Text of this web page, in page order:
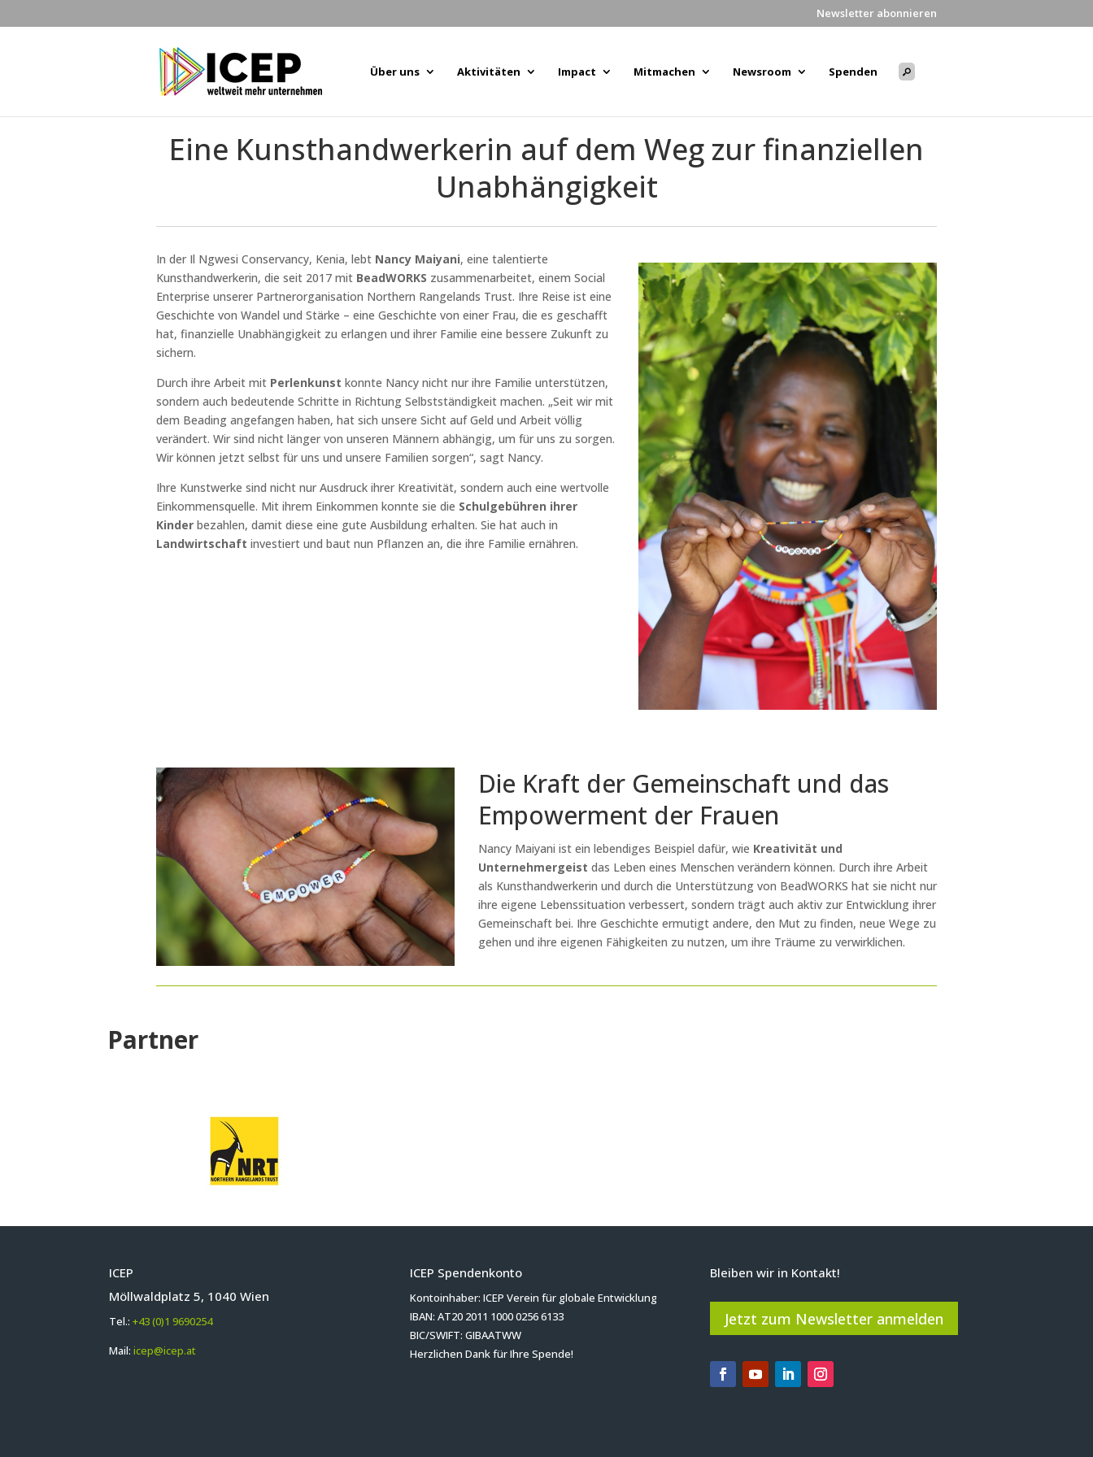
Newsletter abonnieren
Über uns Aktivitäten Impact Mitmachen Newsroom Spenden
Eine Kunsthandwerkerin auf dem Weg zur finanziellen
Unabhängigkeit
In der Il Ngwesi Conservancy, Kenia, lebt Nancy Maiyani, eine talentierte
Kunsthandwerkerin, die seit 2017 mit BeadWORKS zusammenarbeitet, einem Social
Enterprise unserer Partnerorganisation Northern Rangelands Trust. Ihre Reise ist eine
Geschichte von Wandel und Stärke – eine Geschichte von einer Frau, die es geschafft
hat, finanzielle Unabhängigkeit zu erlangen und ihrer Familie eine bessere Zukunft zu
sichern.
Durch ihre Arbeit mit Perlenkunst konnte Nancy nicht nur ihre Familie unterstützen,
sondern auch bedeutende Schritte in Richtung Selbstständigkeit machen. „Seit wir mit
dem Beading angefangen haben, hat sich unsere Sicht auf Geld und Arbeit völlig
verändert. Wir sind nicht länger von unseren Männern abhängig, um für uns zu sorgen.
Wir können jetzt selbst für uns und unsere Familien sorgen“, sagt Nancy.
Ihre Kunstwerke sind nicht nur Ausdruck ihrer Kreativität, sondern auch eine wertvolle
Einkommensquelle. Mit ihrem Einkommen konnte sie die Schulgebühren ihrer
Kinder bezahlen, damit diese eine gute Ausbildung erhalten. Sie hat auch in
Landwirtschaft investiert und baut nun Pflanzen an, die ihre Familie ernähren.
Die Kraft der Gemeinschaft und das
Empowerment der Frauen
Nancy Maiyani ist ein lebendiges Beispiel dafür, wie Kreativität und
Unternehmergeist das Leben eines Menschen verändern können. Durch ihre Arbeit
als Kunsthandwerkerin und durch die Unterstützung von BeadWORKS hat sie nicht nur
ihre eigene Lebenssituation verbessert, sondern trägt auch aktiv zur Entwicklung ihrer
Gemeinschaft bei. Ihre Geschichte ermutigt andere, den Mut zu finden, neue Wege zu
gehen und ihre eigenen Fähigkeiten zu nutzen, um ihre Träume zu verwirklichen.
Partner
ICEP
Möllwaldplatz 5, 1040 Wien
Tel.:+43 (0)1 9690254
Mail:icep@icep.at
ICEP Spendenkonto
Kontoinhaber: ICEP Verein für globale Entwicklung
IBAN: AT20 2011 1000 0256 6133
BIC/SWIFT: GIBAATWW
Herzlichen Dank für Ihre Spende!
Bleiben wir in Kontakt!
Jetzt zum Newsletter anmelden